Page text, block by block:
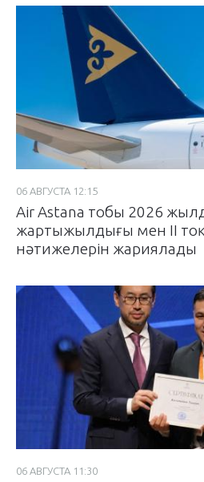
06 АВГУСТА 12:15
Air Astana тобы 2026
жартыжылдығы мен II
нәтижелерін жариялады
06 АВГУСТА 11:30